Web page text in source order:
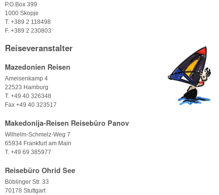
P.O.Box 399
1000 Skopje
T. +389 2 118498
F. +389 2 230803
Reiseveranstalter
Mazedonien Reisen
Ameisenkamp 4
22523 Hamburg
T. +49 40 326348
Fax +49 40 323517
Makedonija-Reisen Reisebüro Panov
Wilhelm-Schmelz-Weg 7
65934 Frankfurt am Main
T. +49 69 385977
Reisebüro Ohrid See
Böblinger Str. 33
70178 Stuttgart